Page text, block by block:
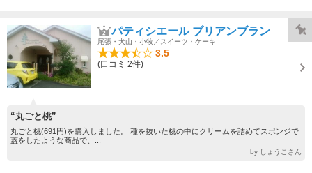
パティシエール ブリアンブラン
尾張・犬山・小牧／スイーツ・ケーキ
3.5
(口コミ 2件)
“丸ごと桃”
丸ごと桃(691円)を購入しました。 種を抜いた桃の中にクリームを詰めてスポンジで
蓋をしたような商品で、...
by しょうこさん